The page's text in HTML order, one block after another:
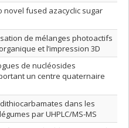
novel fused azacyclic sugar
de mélanges photoactifs
et l’impression 3D
de nucléosides
un centre quaternaire
dans les
par UHPLC/MS-MS